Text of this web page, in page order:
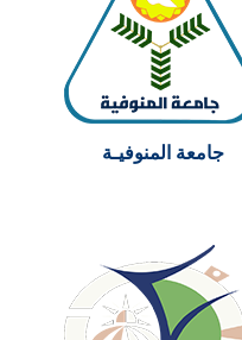
الخريجين
الموظفون
جامعة المنوفيـة